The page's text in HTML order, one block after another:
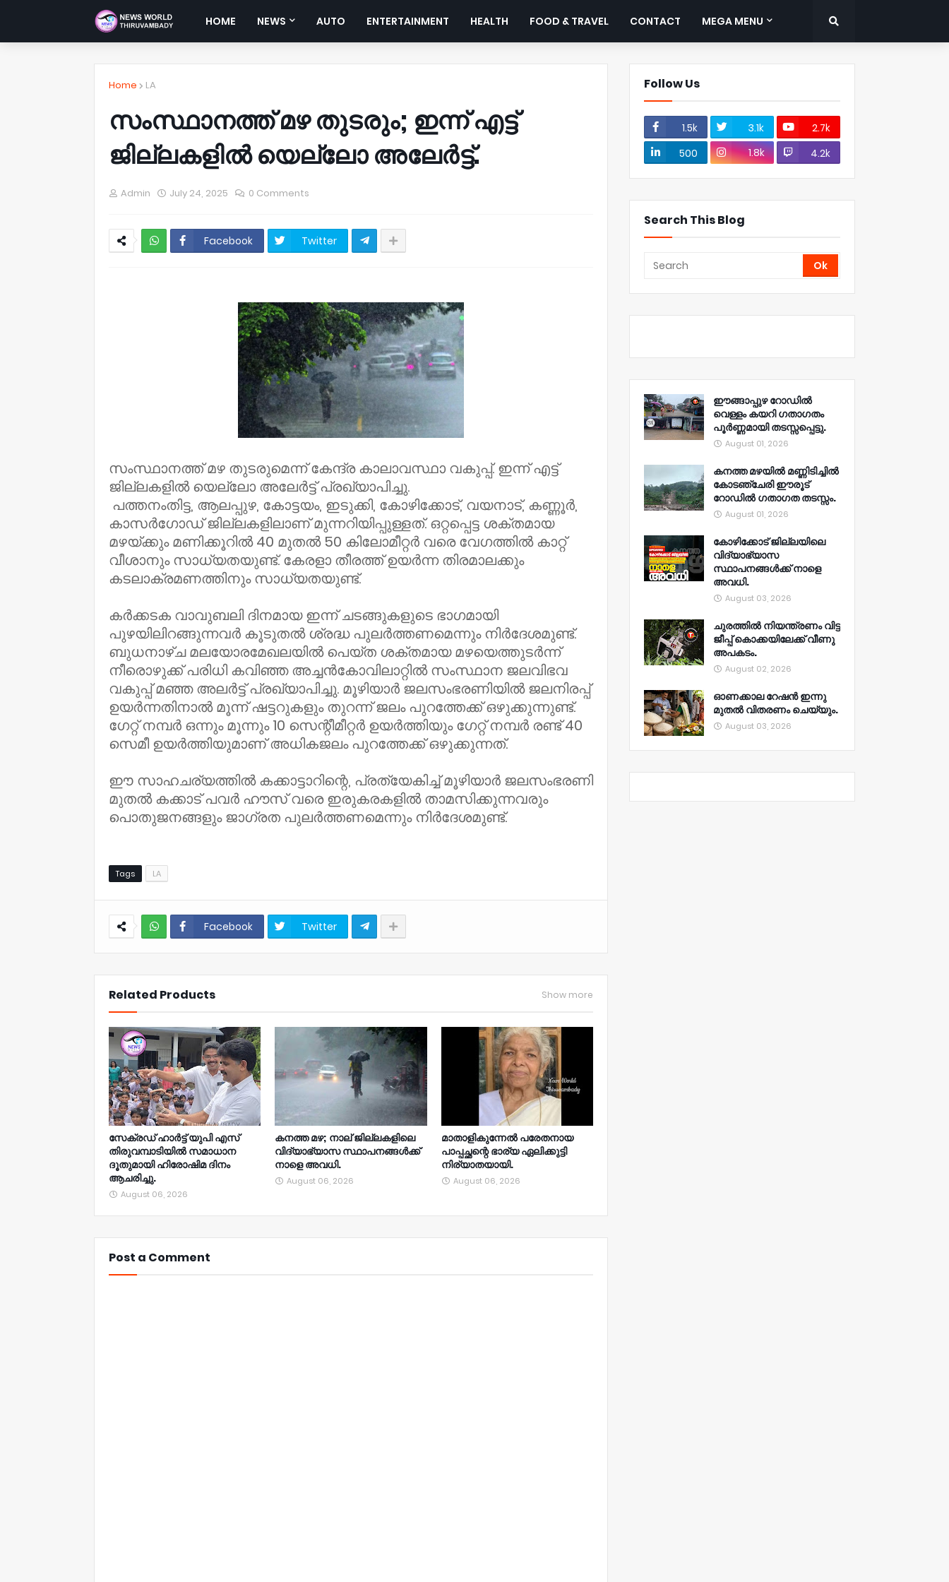
HOME NEWS AUTO ENTERTAINMENT HEALTH FOOD & TRAVEL CONTACT MEGA MENU
Home LA
സംസ്ഥാനത്ത് മഴ തുടരും; ഇന്ന് എട്ട്
ജില്ലകളിൽ യെല്ലോ അലേർട്ട്.
Admin July 24, 2025 0 Comments
Facebook Twitter
സംസ്ഥാനത്ത് മഴ തുടരുമെന്ന് കേന്ദ്ര കാലാവസ്ഥാ വകുപ്പ്. ഇന്ന് എട്ട്
ജില്ലകളിൽ യെല്ലോ അലേർട്ട് പ്രഖ്യാപിച്ചു.
പത്തനംതിട്ട, ആലപ്പുഴ, കോട്ടയം, ഇടുക്കി, കോഴിക്കോട്, വയനാട്, കണ്ണൂർ,
കാസർഗോഡ് ജില്ലകളിലാണ് മുന്നറിയിപ്പുള്ളത്. ഒറ്റപ്പെട്ട ശക്തമായ
മഴയ്ക്കും മണിക്കൂറിൽ 40 മുതൽ 50 കിലോമീറ്റർ വരെ വേഗത്തിൽ കാറ്റ്
വീശാനും സാധ്യതയുണ്ട്. കേരളാ തീരത്ത് ഉയർന്ന തിരമാലക്കും
കടലാക്രമണത്തിനും സാധ്യതയുണ്ട്.
കർക്കടക വാവുബലി ദിനമായ ഇന്ന് ചടങ്ങുകളുടെ ഭാഗമായി
പുഴയിലിറങ്ങുന്നവർ കൂടുതൽ ശ്രദ്ധ പുലർത്തണമെന്നും നിർദേശമുണ്ട്‌.
ബുധനാഴ്ച മലയോരമേഖലയിൽ പെയ്ത ശക്തമായ മഴയെത്തുടർന്ന്‌
നീരൊഴുക്ക് പരിധി കവിഞ്ഞ അച്ചൻകോവിലാറ്റിൽ സംസ്ഥാന ജലവിഭവ
വകുപ്പ് മഞ്ഞ അലർട്ട് പ്രഖ്യാപിച്ചു. മൂഴിയാർ ജലസംഭരണിയിൽ ജലനിരപ്പ്
ഉയർന്നതിനാൽ മൂന്ന്‌ ഷട്ടറുകളും തുറന്ന് ജലം പുറത്തേക്ക് ഒഴുക്കുന്നുണ്ട്.
ഗേറ്റ് നമ്പർ ഒന്നും മൂന്നും 10 സെന്റീമീറ്റർ ഉയർത്തിയും ഗേറ്റ് നമ്പർ രണ്ട് 40
സെമീ ഉയർത്തിയുമാണ് അധികജലം പുറത്തേക്ക് ഒഴുക്കുന്നത്.
ഈ സാഹചര്യത്തിൽ കക്കാട്ടാറിന്റെ, പ്രത്യേകിച്ച്‌ മൂഴിയാർ ജലസംഭരണി
മുതൽ കക്കാട് പവർ ഹൗസ് വരെ ഇരുകരകളിൽ താമസിക്കുന്നവരും
പൊതുജനങ്ങളും ജാഗ്രത പുലർത്തണമെന്നും നിർദേശമുണ്ട്‌.
Tags LA
Facebook Twitter
Related Products Show more
സേക്രഡ് ഹാർട്ട് യുപി എസ്
തിരുവമ്പാടിയിൽ സമാധാന
ദൂതുമായി ഹിരോഷിമ ദിനം
ആചരിച്ചു.
August 06, 2026
കനത്ത മഴ; നാല്‌ ജില്ലകളിലെ
വിദ്യാഭ്യാസ സ്ഥാപനങ്ങൾക്ക്
നാളെ അവധി.
August 06, 2026
മാതാളികുന്നേൽ പരേതനായ
പാപ്പച്ഛന്റെ ഭാര്യ ഏലിക്കുട്ടി
നിര്യാതയായി.
August 06, 2026
Post a Comment
Follow Us
1.5k 3.1k
2.7k
500
1.8k 4.2k
Search This Blog
ഈങ്ങാപ്പുഴ റോഡിൽ
വെള്ളം കയറി ഗതാഗതം
പൂർണ്ണമായി തടസ്സപ്പെട്ടു.
August 01, 2026
കനത്ത മഴയിൽ മണ്ണിടിച്ചിൽ
കോടഞ്ചേരി ഈരൂട്
റോഡിൽ ഗതാഗത തടസ്സം.
August 01, 2026
കോഴിക്കോട് ജില്ലയിലെ
വിദ്യാഭ്യാസ
സ്ഥാപനങ്ങൾക്ക് നാളെ
അവധി.
August 03, 2026
ചുരത്തിൽ നിയന്ത്രണം വിട്ട
ജീപ്പ് കൊക്കയിലേക്ക് വീണു
അപകടം.
August 02, 2026
ഓണക്കാല റേഷൻ ഇന്നു
മുതല്‍ വിതരണം ചെയ്യും.
August 03, 2026